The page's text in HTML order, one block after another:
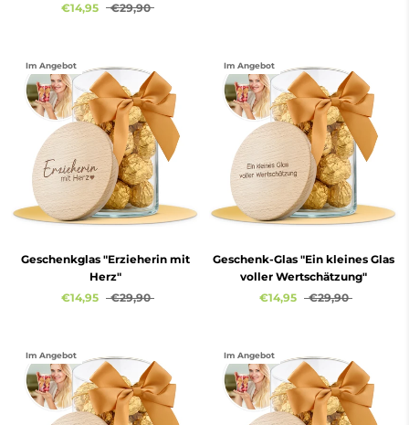
€14,95
€29,90
Im Angebot
Geschenkglas "Erzieherin mit
Herz"
€14,95
€29,90
Im Angebot
Geschenk-Glas "Ein kleines Glas
voller Wertschätzung"
€14,95
€29,90
Im Angebot Im Angebot